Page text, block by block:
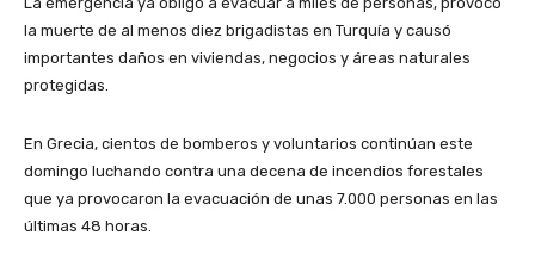
la muerte de al menos diez brigadistas en Turquía y causó
importantes daños en viviendas, negocios y áreas naturales
protegidas.
En Grecia, cientos de bomberos y voluntarios continúan este
domingo luchando contra una decena de incendios forestales
que ya provocaron la evacuación de unas 7.000 personas en las
últimas 48 horas.